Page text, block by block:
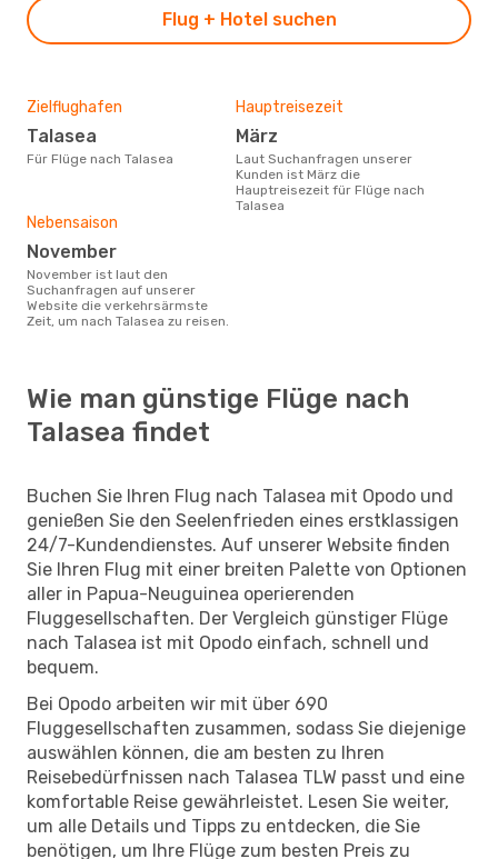
Flug + Hotel suchen
Zielflughafen
Talasea
Für Flüge nach Talasea
Hauptreisezeit
März
Laut Suchanfragen unserer
Kunden ist März die
Hauptreisezeit für Flüge nach
Talasea
Nebensaison
November
November ist laut den
Suchanfragen auf unserer
Website die verkehrsärmste
Zeit, um nach Talasea zu reisen.
Wie man günstige Flüge nach
Talasea findet
Buchen Sie Ihren Flug nach Talasea mit Opodo und
genießen Sie den Seelenfrieden eines erstklassigen
24/7-Kundendienstes. Auf unserer Website finden
Sie Ihren Flug mit einer breiten Palette von Optionen
aller in Papua-Neuguinea operierenden
Fluggesellschaften. Der Vergleich günstiger Flüge
nach Talasea ist mit Opodo einfach, schnell und
bequem.
Bei Opodo arbeiten wir mit über 690
Fluggesellschaften zusammen, sodass Sie diejenige
auswählen können, die am besten zu Ihren
Reisebedürfnissen nach Talasea TLW passt und eine
komfortable Reise gewährleistet. Lesen Sie weiter,
um alle Details und Tipps zu entdecken, die Sie
benötigen, um Ihre Flüge zum besten Preis zu